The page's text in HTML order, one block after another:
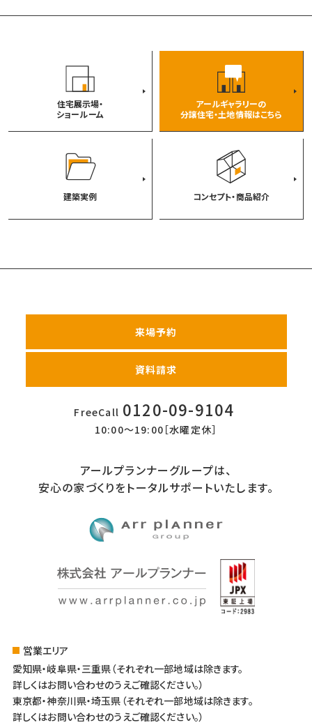
者に開示することはありません。
る業務委託先会社に対して、業務の達成に必要な範囲
内で個人情報の取扱を預託する場合。
・統計的なデータとして、お客様個人を識別できない状
態に加工した場合。
・法令等により開示を求められた場合。
●個人情報の開示、訂正、削除について
当社は、お客様の個人情報をできるだけ正確かつ最新
の内容で管理します。お客様からお申し出があったとき
記述の下方にある問い合わせ先へご連絡ください。
ご提供いただきましたお客様の個人情報は当社所定の
管理基準に基づき厳重に管理し、紛失、破壊、改ざん、及
び漏洩等の防止策を講じます。
住宅展示場・
ショールーム
アールギャラリーの
分譲住宅・土地情報はこちら
建築実例 コンセプト・商品紹介
来場予約
資料請求
FreeCall 0120-09-9104
10:00〜19:00［水曜定休］
アールプランナーグループは、
安心の家づくりをトータルサポートいたします。
営業エリア
愛知県・岐阜県・三重県（それぞれ一部地域は除きます。
詳しくはお問い合わせのうえご確認ください。）
東京都・神奈川県・埼玉県（それぞれ一部地域は除きます。
詳しくはお問い合わせのうえご確認ください。）